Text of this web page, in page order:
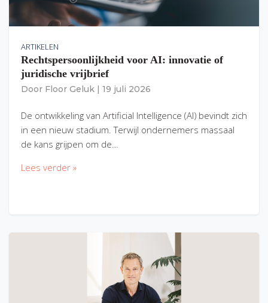
ARTIKELEN
Rechtspersoonlijkheid voor AI: innovatie of
juridische vrijbrief
Door Floor Geluk 19 juli 2026
De ontwikkeling van Artificial Intelligence (AI) bevindt zich
in een nieuw stadium. Terwijl ondernemers massaal
de kans grijpen om de…
Lees verder »